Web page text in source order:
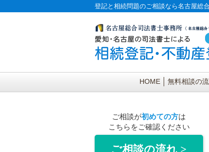
登記と相続問題のご相談なら名古屋総
HOME 無料相談の
ご相談が初めての方は
こちらをご確認ください
ご相談の流れ >